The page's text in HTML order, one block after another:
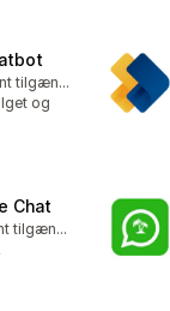
Gratis abonnement tilgængeligt
og
Chat
Gratis abonnement tilgængeligt